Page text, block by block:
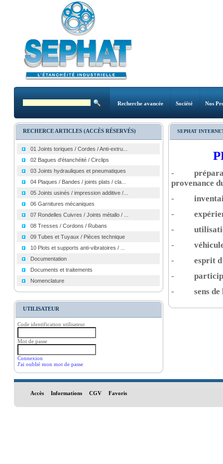
Recherche avancée Société Nos
RECHERCE ARTICLES (ACCÈS RÉSERVÉS)
01 Joints toriques / Cordes / Anti-extru...
02 Bagues d'étanchéité / Circlips
03 Joints hydrauliques et pneumatiques
04 Plaques / Bandes / joints plats / cla...
05 Joints usinés / impression additive /...
06 Garnitures mécaniques
07 Rondelles Cuivres / Joints métallo / ...
08 Tresses / Cordons / Rubans
09 Tubes et Tuyaux / Pièces technique
10 Plots et supports anti-vibratoires / ...
Documentation
Documents et traitements
Nomenclature
UTILISATEUR
Code identification utilisateur
Mot de passe
Connexion
J'ai oublié mon mot de passe
SEPHAT
-
provenance
-
-
-
-
- esprit
-
- sens
Accès Informations CGV Favoris